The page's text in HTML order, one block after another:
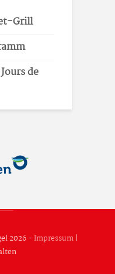
Grill
de
2026 -Impressum|